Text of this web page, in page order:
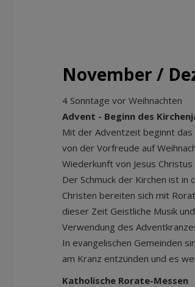
November /
4 Sonntage vor Weihnachten
Advent - Beginn des
Mit der Adventzeit beginnt
von der Vorfreude auf
Wiederkunft von Jesus
Der Schmuck der Kirchen ist
Christen bereiten sich mit
dieser Zeit Geistliche Musik
Verwendung des
In evangelischen Gemeinden
am Kranz entzünden und es
Katholische Rorate-Messen